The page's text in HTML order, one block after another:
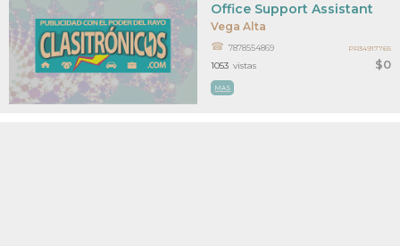
Vega Alta
$0
Office Support Assistant
7878554869
MAS
1053 vistas
PR34917765